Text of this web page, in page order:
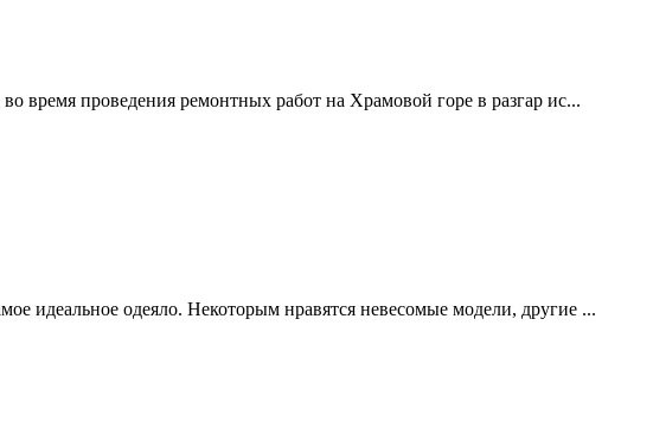
время проведения ремонтных работ на Храмовой горе в разгар ис...
идеальное одеяло. Некоторым нравятся невесомые модели, другие ...